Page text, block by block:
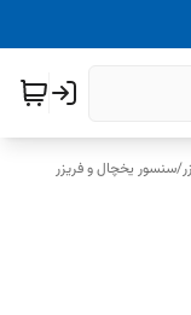
/سنسور یخچال و فریزر